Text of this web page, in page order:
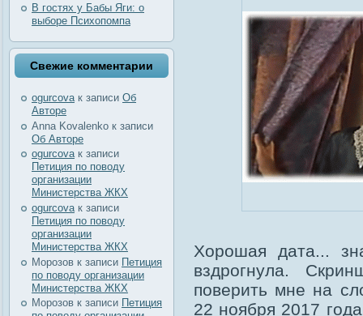
В гостях у Бабы Яги: о
выборе Психопомпа
Свежие комментарии
ogurcovaк записи Об
Авторе
Anna Kovalenko к записи
Об Авторе
ogurcovaк записи
Петиция по поводу
организации
Министерства ЖКХ
ogurcova к записи
Петиция по поводу
организации
Министерства ЖКХ
Морозов к записи Петиция
по поводу организации
Министерства ЖКХ
Морозов к записи Петиция
Хорошая дата...
вздрогнула.
поверить мне на
22 ноября 2017